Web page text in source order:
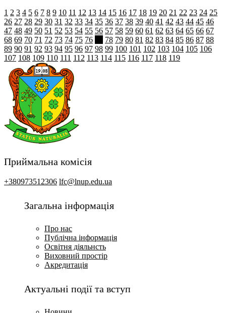
1 2 3 4 5 6 7 8 9 10 11 12 13 14 15 16 17 18 19 20 21 22 23 24 25
26 27 28 29 30 31 32 33 34 35 36 37 38 39 40 41 42 43 44 45 46
47 48 49 50 51 52 53 54 55 56 57 58 59 60 61 62 63 64 65 66 67
68 69 70 71 72 73 74 75 76 78 79 80 81 82 83 84 85 86 87 88
89 90 91 92 93 94 95 96 97 98 99 100 101 102 103 104 105 106
107 108 109 110 111 112 113 114 115 116 117 118 119
Приймальна комісія
+380973512306 lfc@lnup.edu.ua
Загальна інформація
Про нас
Публічна інформація
Освітня діяльнсть
Виховний простір
Акредитація
Актуальні події та вступ